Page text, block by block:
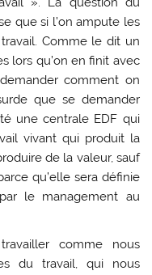
que si l’on ampute les
Comme le dit un
lors qu’on en finit avec
comment on
que se demander
une centrale EDF qui
vivant qui produit la
de la valeur, sauf
qu’elle sera définie
le management au
comme nous
du travail, qui nous